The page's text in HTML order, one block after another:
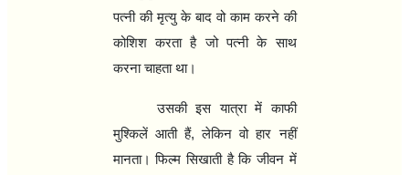
पत्‍नी की मृत्‍यु के बाद वो काम करने की
कोशिश करता है जो पत्‍नी के साथ
करना चाहता था।
उसकी इस यात्रा में काफी
मुश्किलें आती हैं, लेकिन वो हार नहीं
मानता। फिल्‍म सिखाती है कि जीवन में